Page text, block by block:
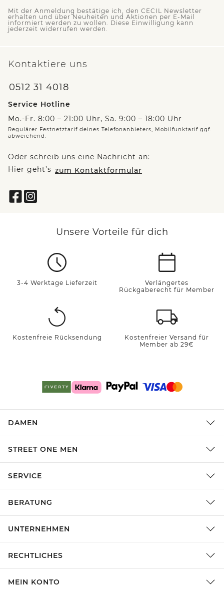
Mit der Anmeldung bestätige ich, den CECIL Newsletter
erhalten und über Neuheiten und Aktionen per E-Mail
informiert werden zu wollen. Diese Einwilligung kann
jederzeit widerrufen werden.
Kontaktiere uns
0512 31 4018
Service Hotline
Mo.-Fr. 8:00 – 21:00 Uhr, Sa. 9:00 – 18:00 Uhr
Regulärer Festnetztarif deines Telefonanbieters, Mobilfunktarif ggf.
abweichend.
Oder schreib uns eine Nachricht an:
Hier geht’s zum Kontaktformular
Unsere Vorteile für dich
3-4 Werktage Lieferzeit
Verlängertes
Rückgaberecht für Member
Kostenfreie Rücksendung
Kostenfreier Versand für
Member ab 29€
DAMEN
STREET ONE MEN
SERVICE
BERATUNG
UNTERNEHMEN
RECHTLICHES
MEIN KONTO